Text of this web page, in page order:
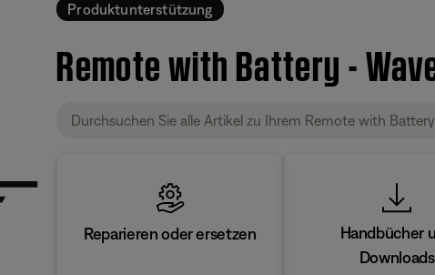
Produktunterstützung
Remote with Battery -
Reparieren oder ersetzen
Handbücher
Downloads